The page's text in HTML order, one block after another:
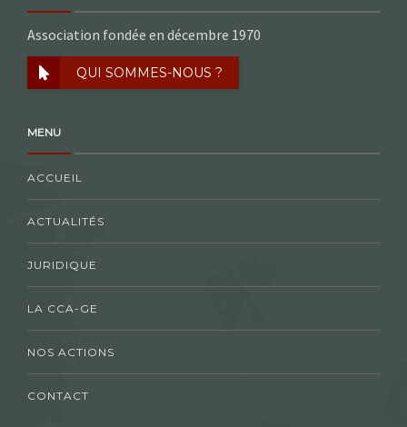
Association fondée en décembre 1970
QUI SOMMES-NOUS ?
MENU
ACCUEIL
ACTUALITÉS
JURIDIQUE
LA CCA-GE
NOS ACTIONS
CONTACT